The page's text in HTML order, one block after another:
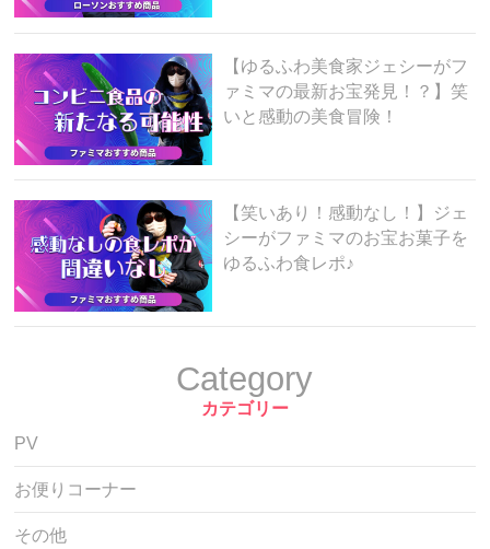
【ゆるふわ美食家ジェシーがフ
ァミマの最新お宝発見！？】笑
いと感動の美食冒険！
【笑いあり！感動なし！】ジェ
シーがファミマのお宝お菓子を
ゆるふわ食レポ♪
Category
カテゴリー
PV
お便りコーナー
その他